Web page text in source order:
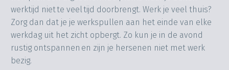
werktijd niet te veel tijd doorbrengt. Werk je veel thuis?
Zorg dan dat je je werkspullen aan het einde van elke
werkdag uit het zicht opbergt. Zo kun je in de avond
rustig ontspannen en zijn je hersenen niet met werk
bezig.